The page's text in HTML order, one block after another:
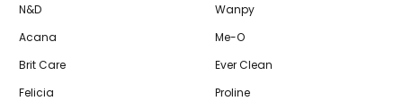
N&D
Acana
Brit Care
Felicia
Wanpy
Me-O
Ever Clean
Proline